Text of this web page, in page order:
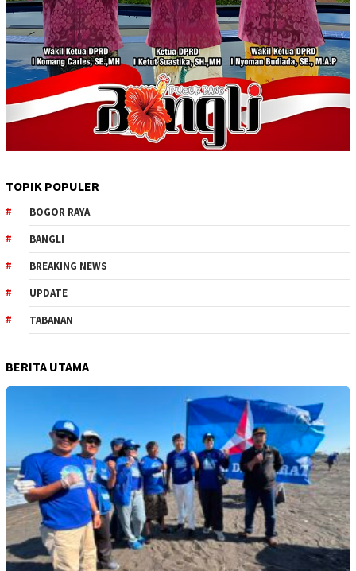
TOPIK POPULER
BOGOR RAYA
BANGLI
BREAKING NEWS
UPDATE
TABANAN
BERITA UTAMA